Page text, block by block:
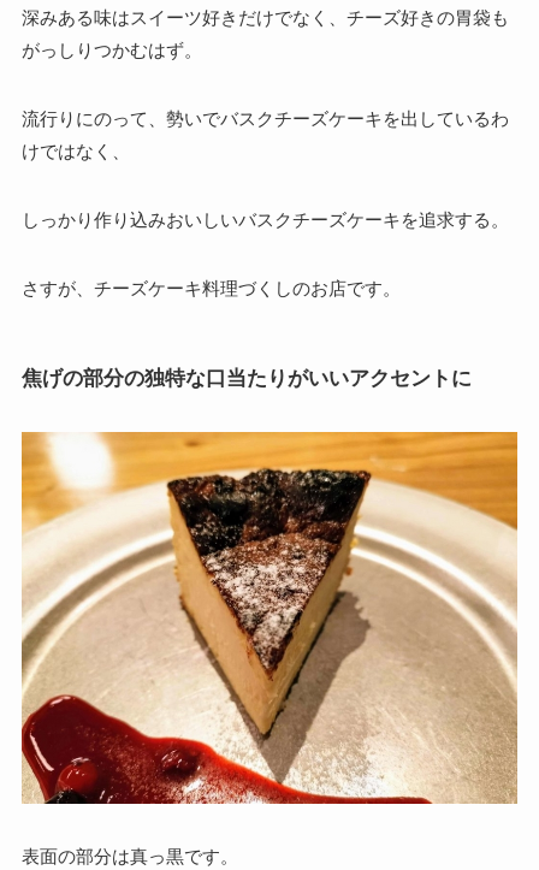
深みある味はスイーツ好きだけでなく、チーズ好きの胃袋も
がっしりつかむはず。
流行りにのって、勢いでバスクチーズケーキを出しているわ
けではなく、
しっかり作り込みおいしいバスクチーズケーキを追求する。
さすが、チーズケーキ料理づくしのお店です。
焦げの部分の独特な口当たりがいいアクセントに
表面の部分は真っ黒です。